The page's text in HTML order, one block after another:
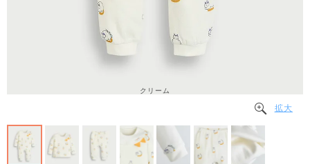
クリーム
拡大